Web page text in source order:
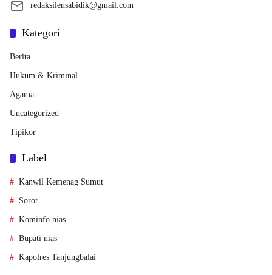
redaksilensabidik@gmail.com
Kategori
Berita
Hukum & Kriminal
Agama
Uncategorized
Tipikor
Label
Kanwil Kemenag Sumut
Sorot
Kominfo nias
Bupati nias
Kapolres Tanjungbalai